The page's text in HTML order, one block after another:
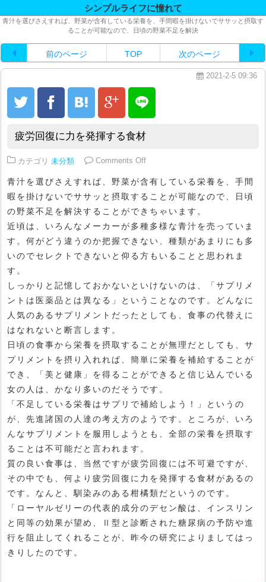
シンプルライフに憧れて
青汁を選びさえすれば、野菜が含有している栄養を、手間暇を掛けないでササッと摂取す
ることが可能なので、日頃の野菜不足を解決
前のページ TOP 次のページ
2021-2-5 09:36
疲労回復に力を発揮する食材
カテゴリ 未分類 Comments Offon 疲労回復に力を発揮する食材
青汁を選びさえすれば、野菜が含有している栄養を、手間
暇を掛けないでササッと摂取することが可能なので、日頃
の野菜不足を解決することができちゃいます。
近頃は、いろんなメーカーが多種多様な青汁を売っていま
す。何がどう違うのか把握できない、種類があまりにも多
いのでセレクトできないと仰る方もいることと思われま
す。
しっかりと記憶しておかないといけないのは、「サプリメ
ントは医薬品とは異なる」ということなのです。どんなに
人気のあるサプリメントだったとしても、食事の代替えに
はなれないと断言します。
日頃の食事から栄養を摂取することが無理だとしても、サ
プリメントを摂り入れれば、簡単に栄養を補給することが
でき、「美と健康」を得ることができると信じ込んでいる
女の人は、かなり多いのだそうです。
「不足している栄養はサプリで補給しよう！」というの
が、先進諸国の人達の考え方のようです。ところが、いろ
んなサプリメントを服用しようとも、全部の栄養を摂取す
ることは不可能だと言われます。
質の良い食事は、当然ですが疲労回復には不可避ですが、
その中でも、何より疲労回復に力を発揮する食材があるの
です。なんと、馴染みのある柑橘類だというのです。
「ローヤルゼリーの代表的成分のデセン酸は、インスリン
と同等の効果が望め、Ⅱ型と診断された糖尿病の予防や進
行を阻止してくれることが、昨今の研究によりましてはっ
きりしたのです。